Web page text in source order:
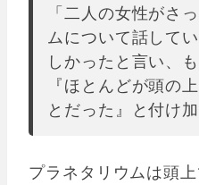
「二人の女性がさ
ムについて話して
しかったと言い、
『ほとんどが頭の
とだった』と付け加
プラネタリウムは頭